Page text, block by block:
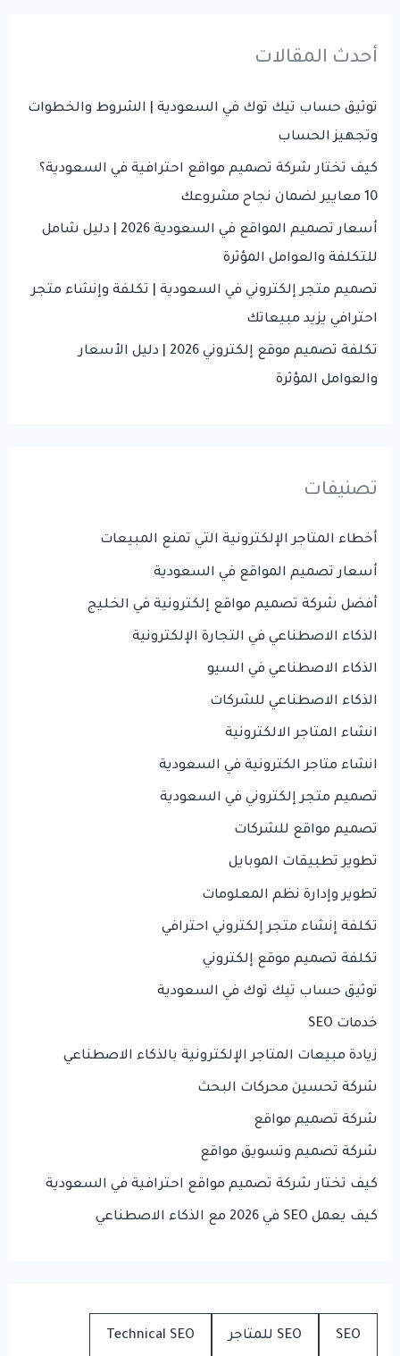
نموc
f
أحدث المقالات
توثيق حساب تيك توك في السعودية | الشروط والخطوات
وتجهيز الحساب
كيف تختار شركة تصميم مواقع احترافية في السعودية؟
10 معايير لضمان نجاح مشروعك
أسعار تصميم المواقع في السعودية 2026 | دليل شامل
للتكلفة والعوامل المؤثرة
تصميم متجر إلكتروني في السعودية | تكلفة وإنشاء متجر
احترافي يزيد مبيعاتك
تكلفة تصميم موقع إلكتروني 2026 | دليل الأسعار
والعوامل المؤثرة
تصنيفات
أخطاء المتاجر الإلكترونية التي تمنع المبيعات
أسعار تصميم المواقع في السعودية
أفضل شركة تصميم مواقع إلكترونية في الخليج
الذكاء الاصطناعي في التجارة الإلكترونية
الذكاء الاصطناعي في السيو
الذكاء الاصطناعي للشركات
انشاء المتاجر الالكترونية
انشاء متاجر الكترونية في السعودية
تصميم متجر إلكتروني في السعودية
تصميم مواقع للشركات
تطوير تطبيقات الموبايل
تطوير وإدارة نظم المعلومات
تكلفة إنشاء متجر إلكتروني احترافي
تكلفة تصميم موقع إلكتروني
توثيق حساب تيك توك في السعودية
خدمات SEO
زيادة مبيعات المتاجر الإلكترونية بالذكاء الاصطناعي
شركة تحسين محركات البحث
شركة تصميم مواقع
شركة تصميم وتسويق مواقع
كيف تختار شركة تصميم مواقع احترافية في السعودية
كيف يعمل SEO في 2026 مع الذكاء الاصطناعي
SEO SEO للمتاجر Technical SEO